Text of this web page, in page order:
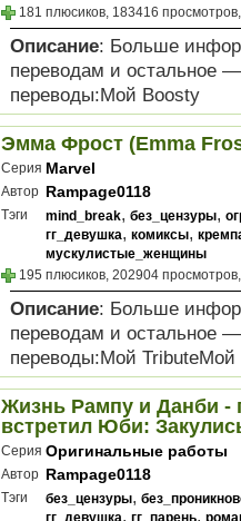
181 плюсиков, 183416
Описание: Больше
переводам и остальное
переводы:Мой Boosty
Эмма Фрост (Emma
Серия Marvel
Автор Rampage0118
Тэги mind_break, без_цензуры,
гг_девушка, комиксы,
мускулистые_женщины
195 плюсиков, 202904
Описание: Больше
переводам и остальное
переводы:Мой TributeМой
Жизнь Рампу и Данби -
встретил Юби:
Серия Оригинальные работы
Автор Rampage0118
Тэги без_цензуры,
гг_девушка, гг_парень,